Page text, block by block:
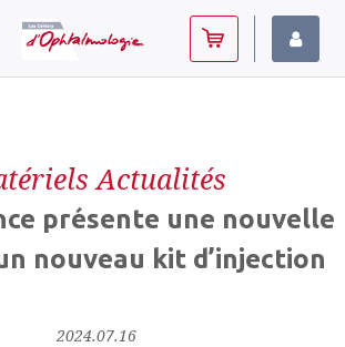
Actualités
présente une nouvelle
nouveau kit d’injection
2024.07.16
des cookies